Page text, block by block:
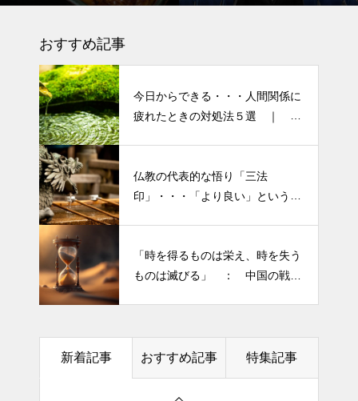
しぃ～ (〃ﾉωﾉ)
ーマです。
おすすめ記事
今日からできる・・・人間関係に
疲れたときの対処法５選 ｜ 心
仏教の代表的な悟り「三法
印」・・・「より良い」という気
「時を得るものは栄え、時を失う
ものは滅びる」 ： 中国の戦国
新着記事 おすすめ記事 特集記事
り癖がついてしまって・・・恥
ずかしぃ～ (〃ﾉωﾉ)